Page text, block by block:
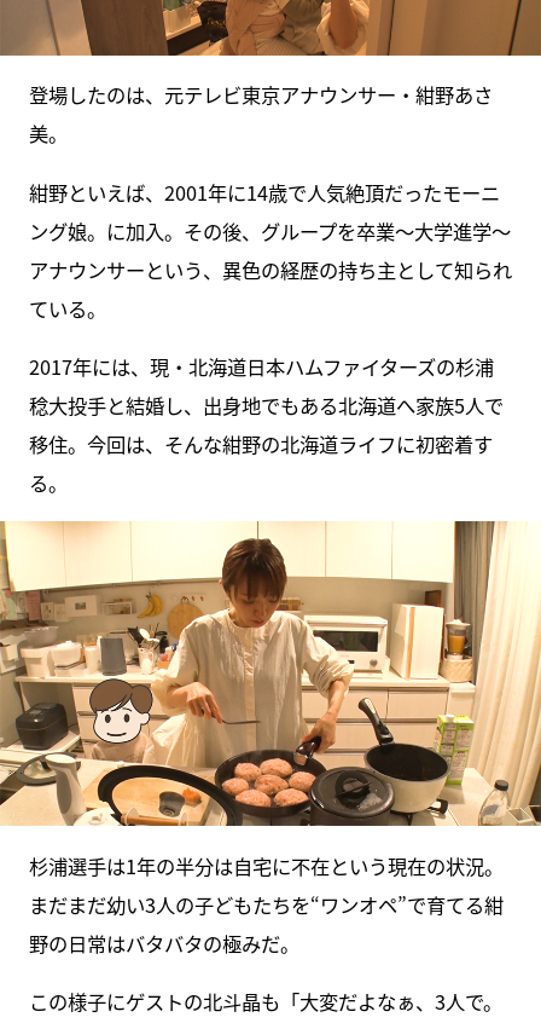
登場したのは、元テレビ東京アナウンサー・紺野あさ
美。
紺野といえば、2001年に14歳で人気絶頂だったモーニ
ング娘。に加入。その後、グループを卒業～大学進学～
アナウンサーという、異色の経歴の持ち主として知られ
ている。
2017年には、現・北海道日本ハムファイターズの杉浦
稔大投手と結婚し、出身地でもある北海道へ家族5人で
移住。今回は、そんな紺野の北海道ライフに初密着す
る。
杉浦選手は1年の半分は自宅に不在という現在の状況。
まだまだ幼い3人の子どもたちを“ワンオペ”で育てる紺
野の日常はバタバタの極みだ。
この様子にゲストの北斗晶も「大変だよなぁ、3人で。